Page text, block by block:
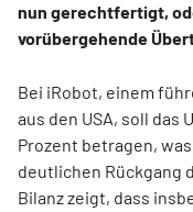
nun gerechtfertigt,
vorübergehende
Bei iRobot, einem
aus den USA, soll das
Prozent betragen,
deutlichen Rückgang
Bilanz zeigt, dass